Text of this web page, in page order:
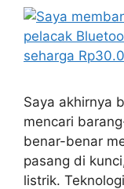
Saya akhirnya
mencari
benar-benar
pasang di
listrik.